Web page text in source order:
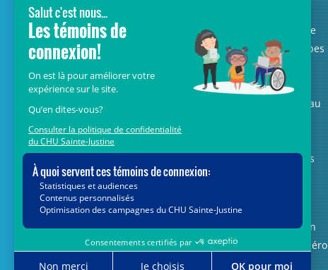
vous au cœur de la campagne majeure
Voir Grand, nous conduisons les équipes
soignantes vers les opportunités de la
science et des nouvelles technologies
pour que chaque enfant, où qu’il soit au
Justine. Ensemble, unissons nos forces
pour leur avenir.
Merci de voir grand avec nous.
Vous pouvez également faire votre don
par la poste ou par téléphone au numéro
sans frais1-888-235-DONS (3667)